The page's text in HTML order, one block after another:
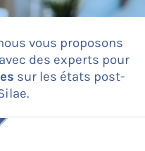
vous proposons
avec des experts pour
sur les états post-